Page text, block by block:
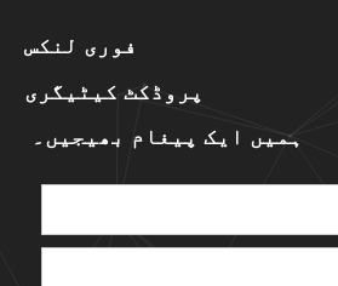
فوری لنکس
پروڈکٹ کیٹیگری
ہمیں ایک پیغام بھیجیں۔